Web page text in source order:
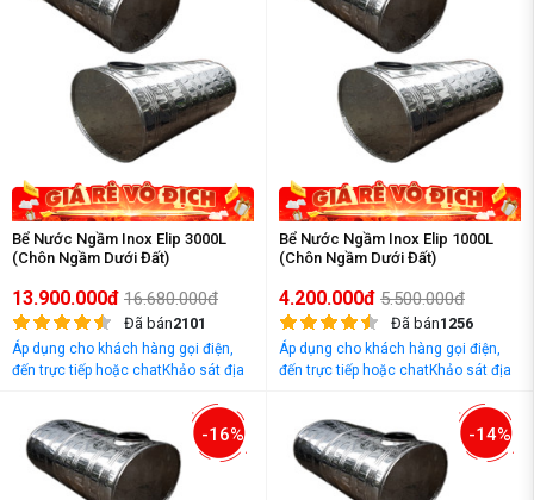
Bể Nước Ngầm Inox Elip 3000L
(Chôn Ngầm Dưới Đất)
13.900.000đ 16.680.000đ
Đã bán2101
Áp dụng cho khách hàng gọi điện,
đến trực tiếp hoặc chatKhảo sát địa
Bể Nước Ngầm Inox Elip 1000L
(Chôn Ngầm Dưới Đất)
4.200.000đ 5.500.000đ
Đã bán1256
Áp dụng cho khách hàng gọi điện,
đến trực tiếp hoặc chatKhảo sát địa
-16% -14%